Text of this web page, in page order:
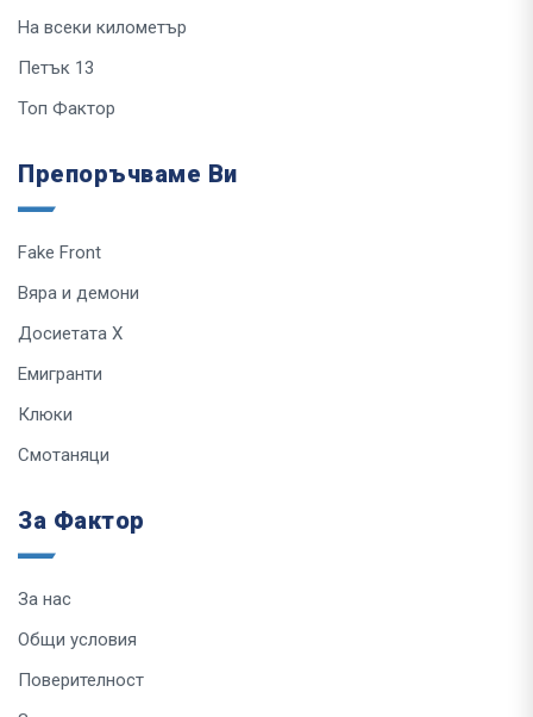
На всеки километър
Петък 13
Топ Фактор
Препоръчваме Ви
Fake Front
Вяра и демони
Досиетата Х
Емигранти
Клюки
Смотаняци
За Фактор
За нас
Общи условия
Поверителност